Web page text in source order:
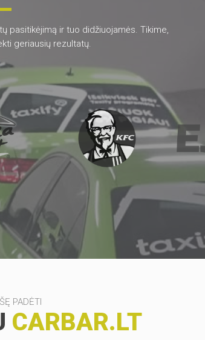
pasitikėjimą ir tuo didžiuojamės. Tikime,
geriausių rezultatų.
PADĖTI
CARBAR.LT